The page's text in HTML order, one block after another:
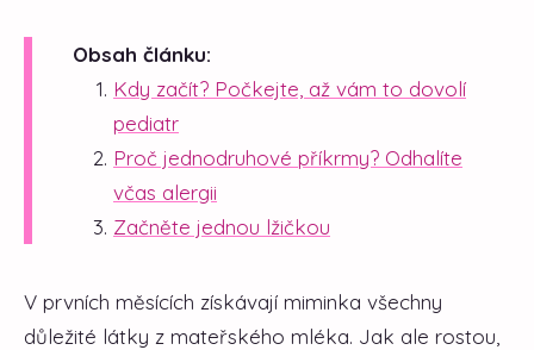
Obsah článku:
Kdy začít? Počkejte, až vám to dovolí
pediatr
Proč jednodruhové příkrmy? Odhalíte
včas alergii
Začněte jednou lžičkou
V prvních měsících získávají miminka všechny
důležité látky z mateřského mléka. Jak ale rostou,